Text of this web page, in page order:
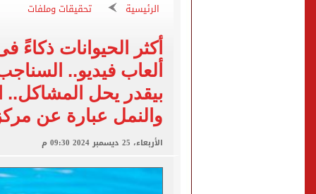
"تنظيم الاتصالات":
الكشف عن قصر محمد صلاح
الاتحاد التركي يمنح
الرئيسية تحقيقات وملفات
أكثر الحيوانات ذكاءً
ألعاب فيديو..
بيقدر يحل المشاكل..
والنمل عبارة عن
الأربعاء، 25 ديسمبر 2024 09:30 م